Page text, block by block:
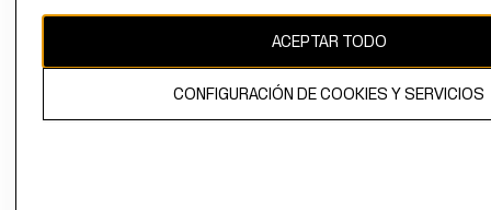
propiedad de H&M Hennes & Mauritz AB.ACEPTAR TODO
CONFIGURACIÓN DE COOKIES Y SERVICIOS